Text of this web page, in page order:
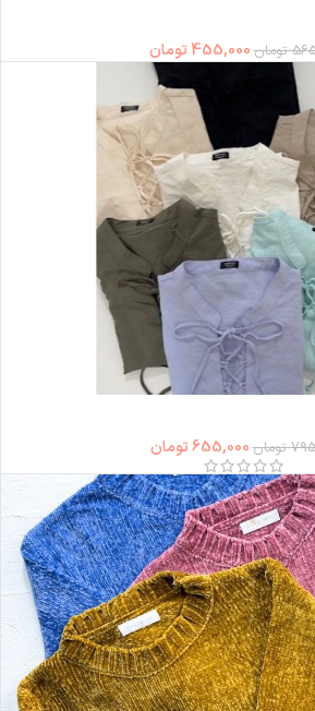
تومان455,000 تومان
تومان655,000تومان